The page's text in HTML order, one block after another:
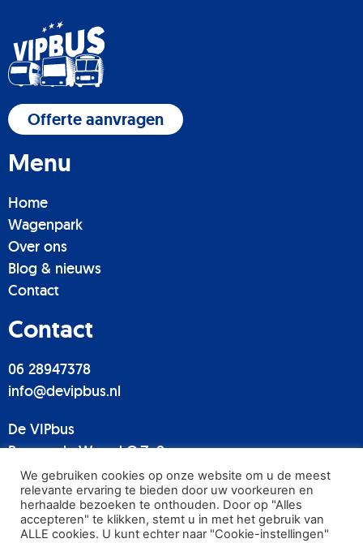
Offerte aanvragen
Menu
Home
Wagenpark
Over ons
Blog & nieuws
Contact
Contact
06 28947378
info@devipbus.nl
De VIPbus
Bemuurde Weerd O.Z. 8
3514 AN Utrecht
We gebruiken cookies op onze website om u de meest
relevante ervaring te bieden door uw voorkeuren en
herhaalde bezoeken te onthouden. Door op "Alles
accepteren" te klikken, stemt u in met het gebruik van
ALLE cookies. U kunt echter naar "Cookie-instellingen"